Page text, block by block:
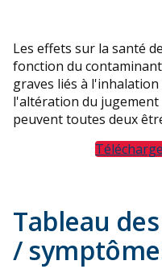
Les effets sur la santé
fonction du
graves liés à
l'altération du jugement
peuvent toutes deux
Tableau
/